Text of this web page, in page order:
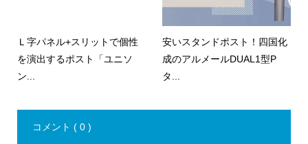
Ｌ字パネル+スリットで個性
を演出するポスト「ユニソ
ン...
安いスタンドポスト！四国化
成のアルメールDUAL1型P
タ...
コメント ( 0 )